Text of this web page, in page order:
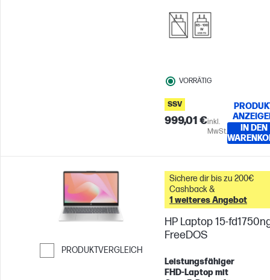
VORRÄTIG
SSV
999,01 €inkl.
MwSt.
IN DEN
PRODUKTVERGLEICH
Weiter zum Vergleichen
Sichere dir bis zu 200€
Cashback &
1 weiteres Angebot
HP Laptop 15-
FreeDOS
Leistungsfähiger
FHD‑Laptop mit